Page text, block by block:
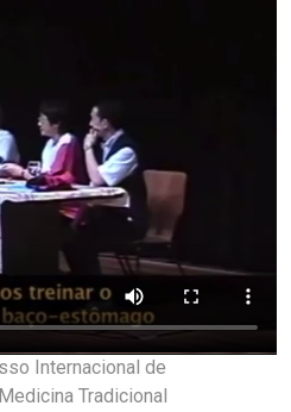
Internacional de
Tradicional